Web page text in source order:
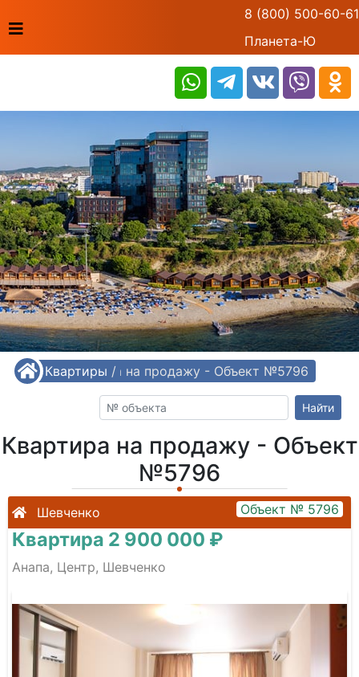
8 (800) 500-60-61
Планета-Ю
/ Квартиры /
Квартира на продажу - Объект №5796
Найти
Квартира на продажу - Объект
№5796
Шевченко Объект № 5796
Квартира 2 900 000 ₽
Анапа, Центр, Шевченко